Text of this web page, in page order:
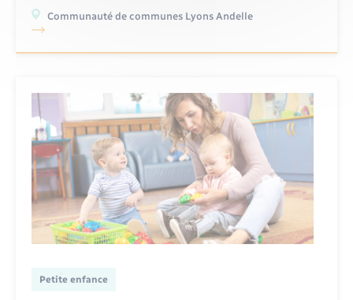
Communauté de communes Lyons Andelle
Petite enfance